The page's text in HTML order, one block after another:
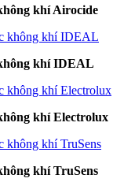
khí Airocide
khí IDEAL
khí Electrolux
khí TruSens